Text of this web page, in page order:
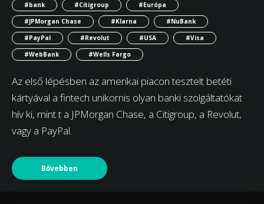
#bank #Citigroup
#Európa
#JPMorgan Chase
#Klarna
#NuBank
#PayPal
#Revolut #USA
#Visa
#WebBank
#Wells Fargo
Az első lépésben az amerikai piacon tesztelt betéti
kártyával a fintech unikornis olyan banki szolgáltatókat
hív ki, mint t a JPMorgan Chase, a Citigroup, a Revolut,
vagy a PayPal.
Bővebben